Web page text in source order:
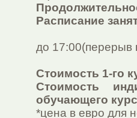
Расписание
до 17:00(перерыв
Стоимость 1-го
Стоимость
обучающего
*цена в евро для